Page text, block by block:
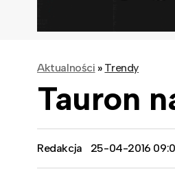
Aktualności » Trendy
Tauron
Redakcja 25-04-2016